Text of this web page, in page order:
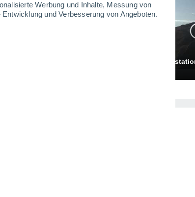
Werbung und Inhalte, Messung von
und Verbesserung von Angeboten.
Tscheyeck